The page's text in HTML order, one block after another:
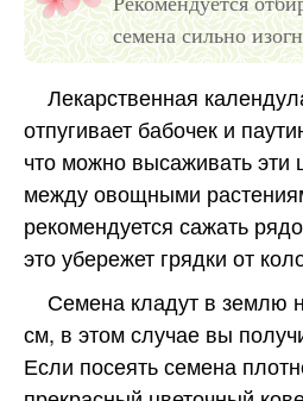
семена сильно
Лекарственная
отпугивает бабочек и
что можно высаживать эти
между овощными
рекомендуется сажать
это убережет грядки от
Семена кладут в землю
см, в этом случае вы
Если посеять семена